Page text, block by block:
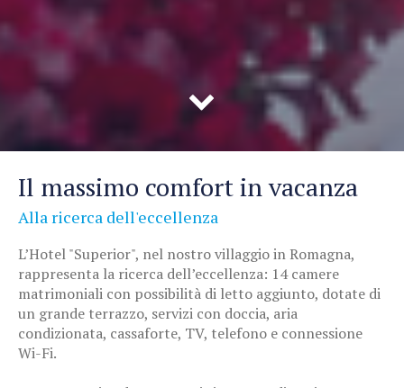
Il massimo comfort in vacanza
Alla ricerca dell'eccellenza
L’Hotel "Superior", nel nostro villaggio in Romagna,
rappresenta la ricerca dell’eccellenza: 14 camere
matrimoniali con possibilità di letto aggiunto, dotate di
un grande terrazzo, servizi con doccia, aria
condizionata, cassaforte, TV, telefono e connessione
Wi-Fi.